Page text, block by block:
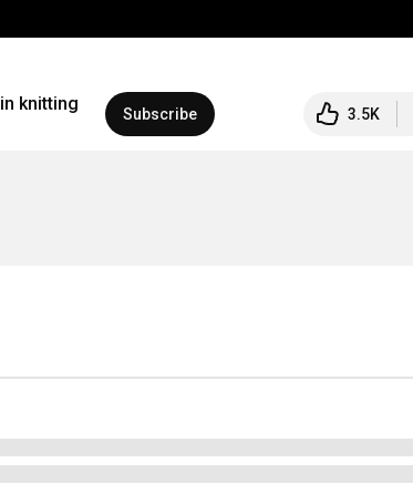
knitting Subscribe 3.5K